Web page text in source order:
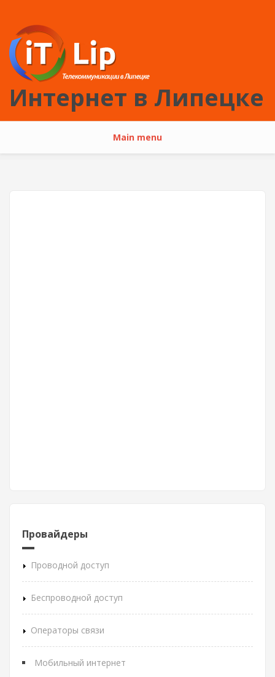
Интернет в Липецке
Main menu
Провайдеры
Проводной доступ
Беспроводной доступ
Операторы связи
Мобильный интернет